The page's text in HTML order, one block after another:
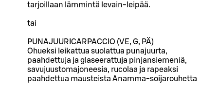
tarjoillaan lämmintä levain-leipää.
tai
PUNAJUURICARPACCIO (VE, G, PÄ)
Ohueksi leikattua suolattua punajuurta,
paahdettuja ja glaseerattuja pinjansiemeniä,
savujuustomajoneesia, rucolaa ja rapeaksi
paahdettua mausteista Anamma-soijarouhetta